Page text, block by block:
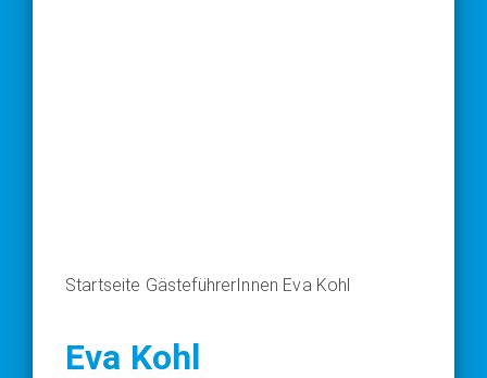
Startseite GästeführerInnen Eva Kohl
Eva Kohl